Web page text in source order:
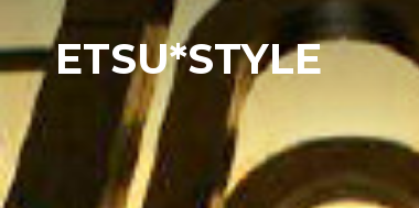
ETSU*STYLE